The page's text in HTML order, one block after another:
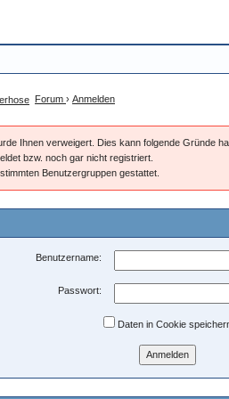
Forum › Anmelden
Ihnen verweigert. Dies kann folgende Gründe
bzw. noch gar nicht registriert.
Benutzergruppen gestattet.
Benutzername:
Passwort:
Daten in Cookie